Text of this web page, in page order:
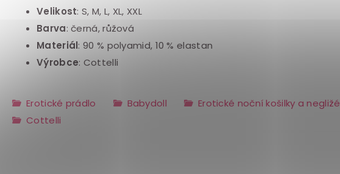
Velikost:S, M, L, XL, XXL
Barva: černá, růžová
Materiál: 90 % polyamid, 10 % elastan
Výrobce: Cottelli
Erotické prádlo Babydoll Erotické noční košilky a negližé
Cottelli